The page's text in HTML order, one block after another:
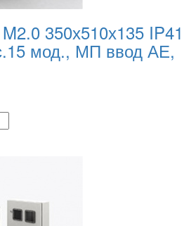
350х510х135 IP41
мод., МП ввод АЕ,